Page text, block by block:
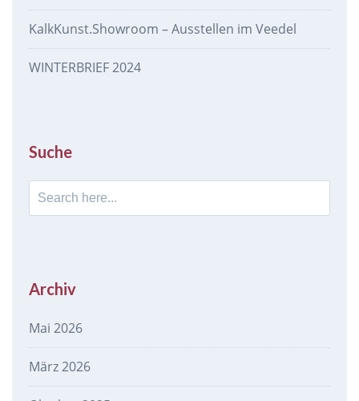
KalkKunst.Showroom – Ausstellen im Veedel
WINTERBRIEF 2024
Suche
Search
for:
Archiv
Mai 2026
März 2026